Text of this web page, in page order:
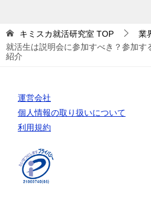
キミスカ就活研究室 TOP
業
就活生は説明会に参加すべき？参加す
紹介
運営会社
個人情報の取り扱いについて
利用規約